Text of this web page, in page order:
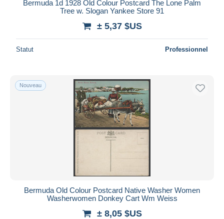
Bermuda 1d 1928 Old Colour Postcard The Lone Palm
Tree w. Slogan Yankee Store 91
± 5,37 $US
Statut Professionnel
Nouveau
Bermuda Old Colour Postcard Native Washer Women
Washerwomen Donkey Cart Wm Weiss
± 8,05 $US